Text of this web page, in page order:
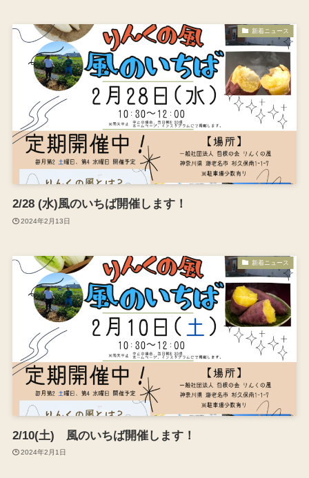
新着ニュース
2/28 (水)風のいちば開催します！
2024年2月13日
新着ニュース
2/10(土) 風のいちば開催します！
2024年2月1日